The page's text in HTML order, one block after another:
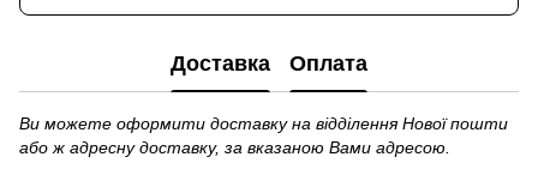
Доставка Оплата
Ви можете оформити доставку на відділення Нової пошти
або ж адресну доставку, за вказаною Вами адресою.